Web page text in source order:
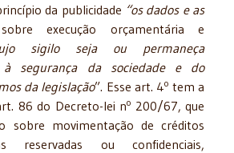
da publicidade “os dados e as
execução orçamentária e
sigilo seja ou permaneça
à segurança da sociedade e do
da legislação”. Esse art. 4o tem a
86 do Decreto-lei no 200/67, que
sobre movimentação de créditos
reservadas ou confidenciais,